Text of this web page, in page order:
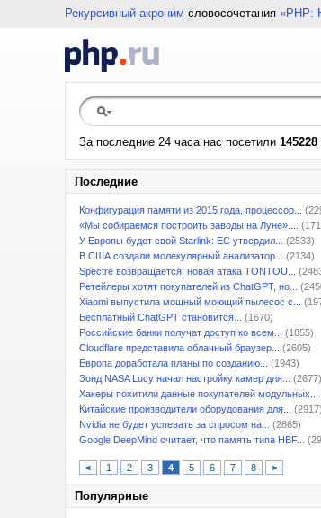
Рекурсивный акроним словосочетания «PHP:
За последние 24 часа нас посетили
Последние
Конфигурация памяти из 2015 года, процессор...
«Мы собираемся построить заводы на Луне»....
У Европы будет свой Starlink: ЕС утвердил...
(2533)
В США создали молекулярный анализатор...
(2134)
Spectre возвращается: новая атака TONTOU...
Ретейлеры хотят покупателей из ChatGPT, но...
Xiaomi выпустила мощный моющий пылесос с...
Бесплатный ChatGPT становится...
(1670)
Российские банки получат доступ ко всем...
(1855)
Cloudflare представила облачный браузер...
(2605)
Европа доработала планы по созданию...
(1943)
Зонд NASA Lucy начал настройку камер для...
(2677)
Хакеры похитили данные покупателей модульных...
Китайские производители оборудования для...
(2917)
Nvidia не будет успевать за спросом на...
(2865)
Google DeepMind считает, что память типа HBF...
< 1 2 3 4 5 6 7 8 >
Популярные